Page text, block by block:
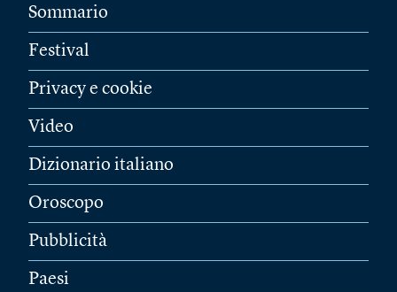
Sommario
Festival
Privacy e cookie
Video
Dizionario italiano
Oroscopo
Pubblicità
Paesi